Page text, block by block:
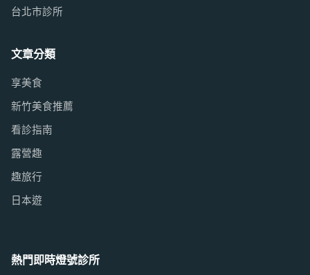
台北市診所
文章分類
享美食
新竹美食推薦
看診指南
露營趣
趣旅行
日本遊
熱門即時燈號診所